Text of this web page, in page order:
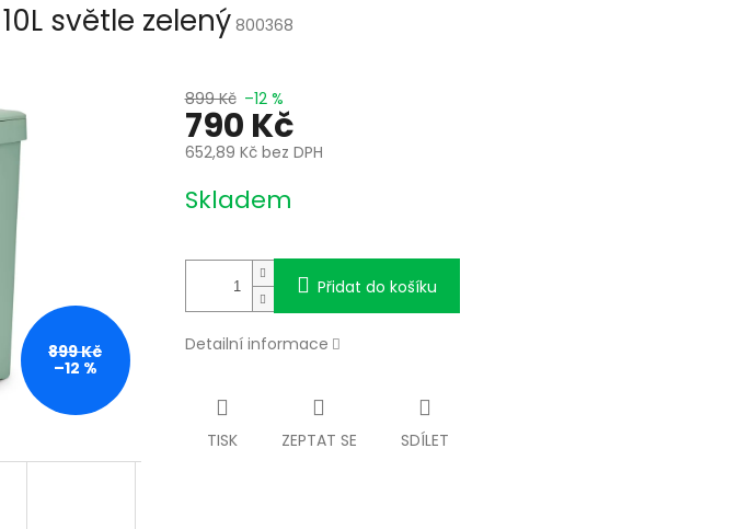
světle zelený 800368
899 Kč
–12 %
899 Kč –12 %
790 Kč
652,89 Kč bez DPH
cena:
Skladem
Přidat do košíku
Detailní informace
TISK ZEPTAT SE SDÍLET